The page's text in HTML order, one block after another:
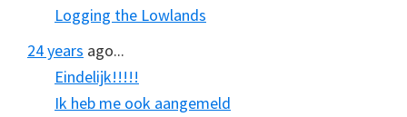
Logging the Lowlands
24 years ago...
Eindelijk!!!!!
Ik heb me ook aangemeld